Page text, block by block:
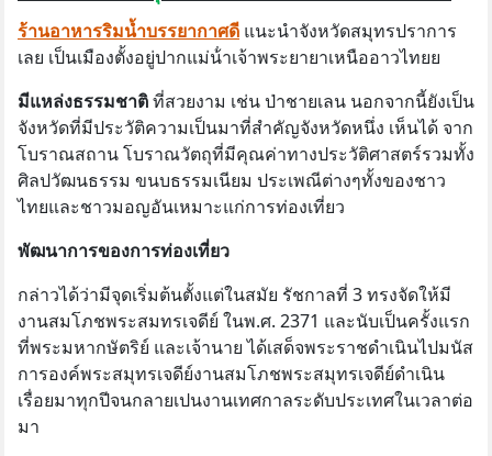
ร้านอาหารริมน้ำบรรยากาศดี แนะนำจังหวัดสมุทรปราการ
เลย เป็นเมืองตั้งอยู่ปากแม่น้ําเจ้าพระยายาเหนืออาวไทยย
มีแหล่งธรรมชาติที่สวยงาม เช่น ป่าชายเลน นอกจากนี้ยังเป็น
จังหวัดที่มีประวัติความเป็นมาที่สําคัญจังหวัดหนึ่ง เห็นได้ จาก
โบราณสถาน โบราณวัตถุที่มีคุณค่าทางประวัติศาสตร์รวมทั้ง
ศิลปวัฒนธรรม ขนบธรรมเนียม ประเพณีต่างๆทั้งของชาว
ไทยและชาวมอญอันเหมาะแก่การท่องเที่ยว
พัฒนาการของการท่องเที่ยว
กล่าวได้ว่ามีจุดเริ่มต้นตั้งแต่ในสมัย รัชกาลที่ 3 ทรงจัดให้มี
งานสมโภชพระสมทรเจดีย์ ในพ.ศ. 2371 และนับเป็นครั้งแรก
ที่พระมหากษัตริย์ และเจ้านาย ได้เสด็จพระราชดําเนินไปมนัส
การองค์พระสมุทรเจดีย์งานสมโภชพระสมุทรเจดีย์ดําเนิน
เรื่อยมาทุกปีจนกลายเปนงานเทศกาลระดับประเทศในเวลาต่อ
มา